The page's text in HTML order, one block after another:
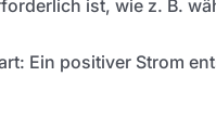
ist, wie z. B.
Ein positiver Strom